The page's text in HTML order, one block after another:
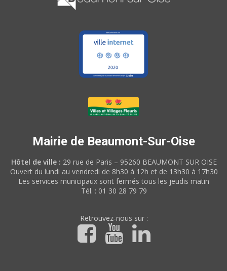
Mairie de Beaumont-Sur-Oise
Hôtel de ville : 29 rue de Paris – 95260 BEAUMONT SUR OISE
Ouvert du lundi au vendredi de 8h30 à 12h et de 13h30 à 17h30
Les services municipaux sont fermés tous les jeudis matin
Tél. : 01 30 28 79 79
Retrouvez-nous sur :